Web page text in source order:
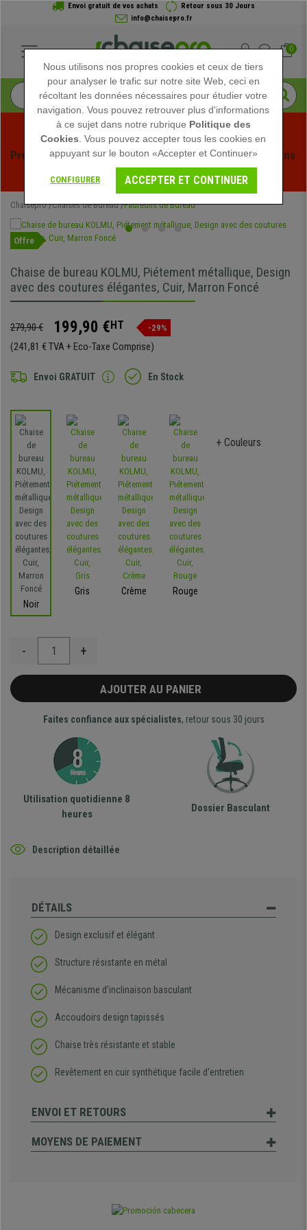
Envoi gratuit de vos achats
Retour sous 30 Jours
info@chaisepro.fr
0
Profitez des soldes d'été chez Chaisepro ! Des réductions
exclusives pour une durée limitée - Voir l'offre
Chaisepro Chaises de Bureau Fauteuils de Bureau
Offre
Chaise de bureau KOLMU, Piétement métallique, Design
avec des coutures élégantes, Cuir, Marron Foncé
279,90 € 199,90 €HT -29%
(241,81 € TVA + Eco-Taxe Comprise)
Envoi GRATUIT En Stock
Noir
Gris Crème Rouge
+ Couleurs
- +
AJOUTER AU PANIER
Faites confiance aux spécialistes, retour sous 30 jours
Utilisation quotidienne 8
heures
Dossier Basculant
Description détaillée
DÉTAILS
Design exclusif et élégant
Structure résistante en métal
Mécanisme d’inclinaison basculant
Accoudoirs design tapissés
Chaise très résistante et stable
Revêtement en cuir synthétique facile d'entretien
ENVOI ET RETOURS
MOYENS DE PAIEMENT
Nous utilisons nos propres cookies et ceux de tiers
pour analyser le trafic sur notre site Web, ceci en
récoltant les données nécessaires pour étudier votre
navigation. Vous pouvez retrouver plus d'informations
à ce sujet dans notre rubrique Politique des
Cookies . Vous pouvez accepter tous les cookies en
appuyant sur le bouton «Accepter et Continuer»
CONFIGURER ACCEPTER ET CONTINUER